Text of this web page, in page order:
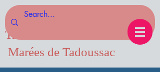
Tides of Tadoussac.com
Marées de Tadoussac